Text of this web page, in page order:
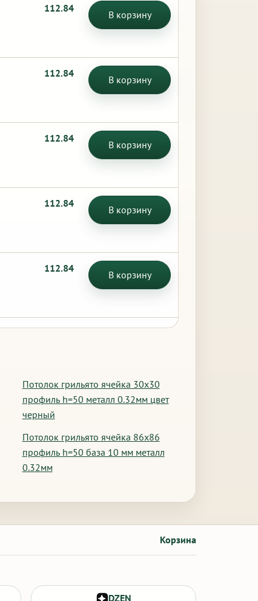
112.84
В корзину
112.84
В корзину
112.84
В корзину
112.84
В корзину
112.84
В корзину
Потолок грильято ячейка 30х30
профиль h=50 металл 0.32мм цвет
черный
Потолок грильято ячейка 86х86
профиль h=50 база 10 мм металл
0.32мм
Корзина
DZEN